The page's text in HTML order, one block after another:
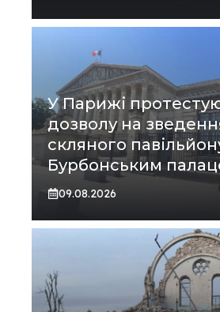
У Парижі
дозволу на
скляного
Бурбонським
09.08.2026